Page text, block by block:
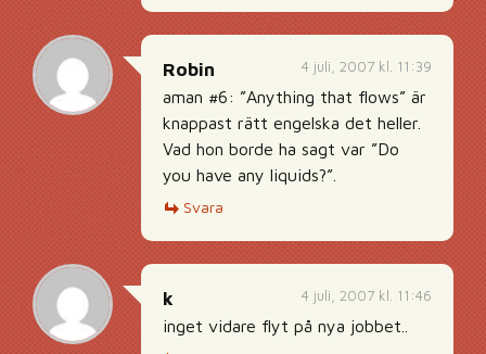
4 juli, 2007 kl. 11:39
Robin
aman #6: ”Anything that flows” är
knappast rätt engelska det heller.
Vad hon borde ha sagt var ”Do
you have any liquids?”.
Svara
4 juli, 2007 kl. 11:46
k
inget vidare flyt på nya jobbet..